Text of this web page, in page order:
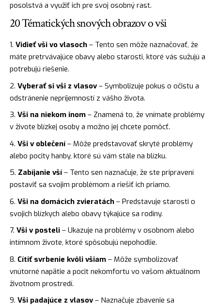
posolstvá a využiť ich pre svoj osobný rast.
20 Tématických snových obrazov o vši
Vidieť vši vo vlasoch – Tento sen môže naznačovať, že
máte pretrvávajúce obavy alebo starosti, ktoré vás sužujú a
potrebujú riešenie.
Vyberať si vši z vlasov– Symbolizuje pokus o očistu a
odstránenie nepríjemností z vášho života.
Vši na niekom inom – Znamená to, že vnímate problémy
v živote blízkej osoby a možno jej chcete pomôcť.
Vši v oblečení– Môže predstavovať skryté problémy
alebo pocity hanby, ktoré sú vám stále na blízku.
Zabíjanie vší– Tento sen naznačuje, že ste pripravení
postaviť sa svojim problémom a riešiť ich priamo.
Vši na domácich zvieratách – Predstavuje starosti o
svojich blízkych alebo obavy týkajúce sa rodiny.
Vši v posteli – Ukazuje na problémy v osobnom alebo
intímnom živote, ktoré spôsobujú nepohodlie.
Cítiť svrbenie kvôli všiam – Môže symbolizovať
vnútorné napätie a pocit nekomfortu vo vašom aktuálnom
životnom prostredí.
Vši padajúce z vlasov– Naznačuje zbavenie sa